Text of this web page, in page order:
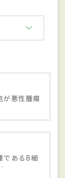
が悪性腫瘍
であるB細